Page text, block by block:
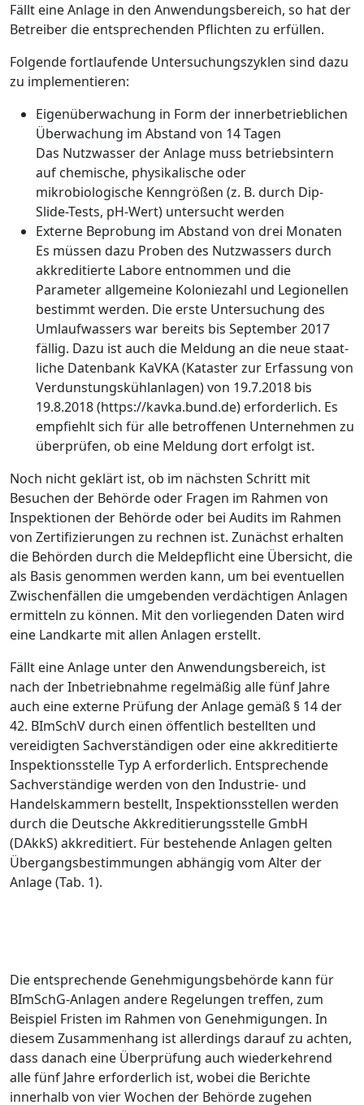
Fällt eine Anlage in den Anwendungsbereich, so hat der
Betreiber die entsprechenden Pflichten zu erfüllen.
Folgende fortlaufende Untersuchungszyklen sind dazu
zu implementieren:
Eigenüberwachung in Form der innerbetrieblichen
Überwachung im Abstand von 14 Tagen
Das Nutzwasser der Anlage muss betriebs­intern
auf chemische, physikalische oder
mikrobiologische Kenngrößen (z. B. durch Dip-
Slide-Tests, pH-Wert) untersucht ­werden
Externe Beprobung im Abstand von drei Monaten
Es müssen dazu Proben des Nutzwassers durch
akkreditierte Labore entnommen und die
Parameterallgemeine Koloniezahl und Legionellen
bestimmt werden. Die ­erste Untersuchung des
Umlaufwassers war bereits bis September 2017
fällig. Dazu ist auch die Meldung an die neue staat­
liche Datenbank KaVKA (Kataster zur Erfassung von
Verdunstungskühlanlagen) von 19.7.2018 bis
19.8.2018 (https://kavka.bund.de) erforderlich. Es
empfiehlt sich für alle betroffenen Unternehmen zu
überprüfen, ob eine Meldung dort erfolgt ist.
Noch nicht geklärt ist, ob im nächsten Schritt mit
Besuchen der Behörde oder Fragen im Rahmen von
Inspektionen der ­Behörde oder bei Audits im Rahmen
von Zertifizierungen zu rechnen ist. Zunächst erhalten
die Behörden durch die Meldepflicht eine Übersicht, die
als Basis genommen werden kann, um bei eventuellen
Zwischenfällen die umgebenden verdächtigen Anlagen
ermitteln zu können. Mit den vorliegenden Daten wird
eine Landkarte mit allen Anlagen erstellt.
Fällt eine Anlage unter den Anwendungs­bereich, ist
nach der Inbetriebnahme regelmäßig alle fünf Jahre
auch eine externe Prüfung der Anlage gemäß § 14 der
42. BImSchV durch einen öffentlich bestellten und
vereidigten Sachverständigen oder eine akkreditierte
Inspektionsstelle Typ A erforderlich. Entsprechende
Sachverständige werden von den Industrie- und
Handelskammern bestellt, Inspektionsstellen werden
durch die Deutsche Akkreditierungsstelle GmbH
(DAkkS) akkreditiert. Für bestehende Anlagen gelten
Übergangsbestimmungen abhängig vom Alter der
Anlage (Tab. 1).
Die entsprechende Genehmigungsbehörde kann für
BImSchG-Anlagen andere Regelungen treffen, zum
Beispiel Fristen im Rahmen von Genehmigungen. In
diesem Zusammenhang ist allerdings darauf zu achten,
dass danach eine Überprüfung auch wiederkehrend
alle fünf Jahre erforderlich ist, wobei die Berichte
innerhalb von vier Wochen der Behörde zugehen